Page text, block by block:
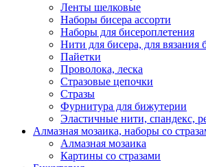
Ленты шелковые
Наборы бисера ассорти
Наборы для бисероплетения
Нити для бисера, для вязания
Пайетки
Проволока, леска
Стразовые цепочки
Стразы
Фурнитура для бижутерии
Эластичные нити, спандекс,
Алмазная мозаика, наборы со
Алмазная мозаика
Картины co стразами